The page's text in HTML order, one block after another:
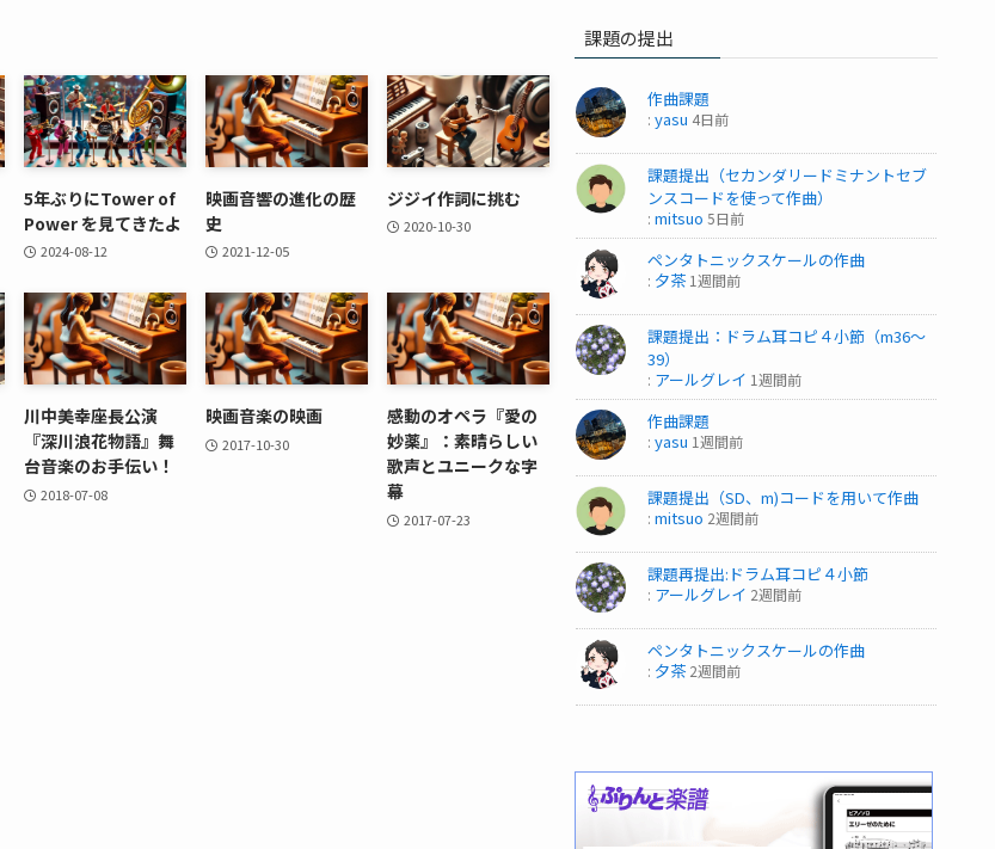
5年ぶりにTower of
Power を見てきたよ
2024-08-12
映画音響の進化の歴
史
2021-12-05
ジジイ作詞に挑む
2020-10-30
川中美幸座長公演
『深川浪花物語』舞
台音楽のお手伝い！
2018-07-08
映画音楽の映画
2017-10-30
感動のオペラ『愛の
妙薬』：素晴らしい
歌声とユニークな字
幕
2017-07-23
課題の提出
作曲課題
:yasu 4日前
課題提出（セカンダリードミナントセブ
ンスコードを使って作曲）
:mitsuo 5日前
ペンタトニックスケールの作曲
: 夕茶 1週間前
課題提出：ドラム耳コピ４小節（m36～
39）
: アールグレイ 1週間前
作曲課題
:yasu 1週間前
課題提出（SD、m)コードを用いて作曲
:mitsuo 2週間前
課題再提出:ドラム耳コピ４小節
: アールグレイ 2週間前
ペンタトニックスケールの作曲
: 夕茶 2週間前